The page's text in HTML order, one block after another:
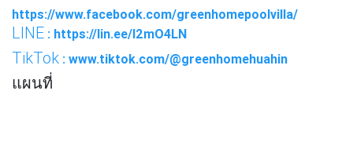
https://www.facebook.com/greenhomepoolvilla/
LINE : https://lin.ee/I2mO4LN
TikTok : www.tiktok.com/@greenhomehuahin
แผนที่